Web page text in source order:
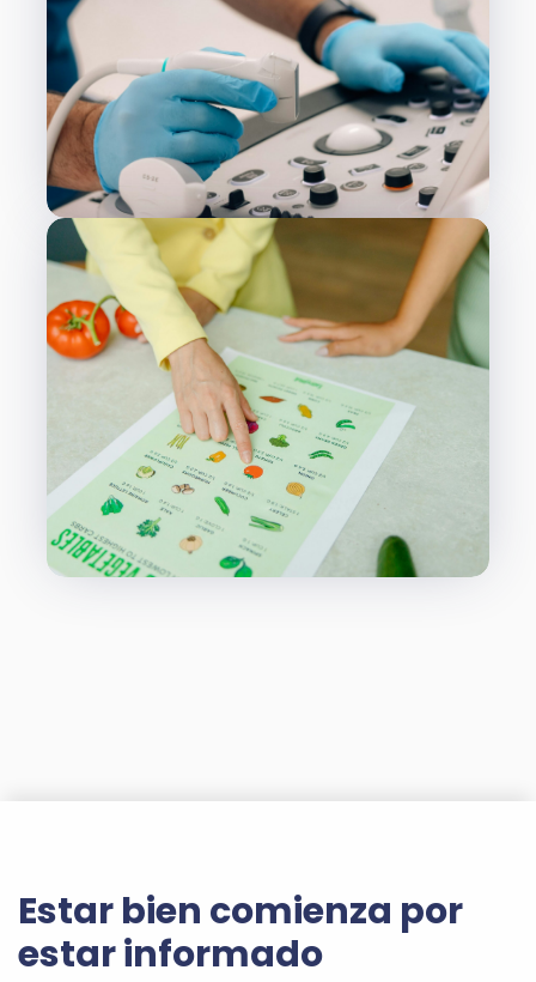
Ecografía Hepática y
Abdominal Avanzada
Nutrición Clínica Aplicada
Estar bien comienza por
estar informado